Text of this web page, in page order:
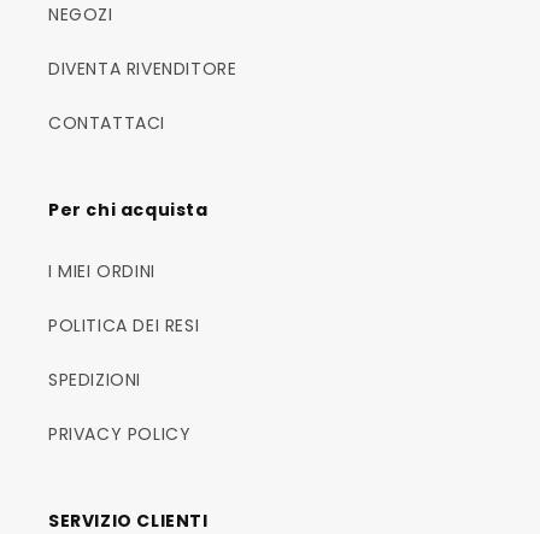
NEGOZI
DIVENTA RIVENDITORE
CONTATTACI
Per chi acquista
I MIEI ORDINI
POLITICA DEI RESI
SPEDIZIONI
PRIVACY POLICY
SERVIZIO CLIENTI